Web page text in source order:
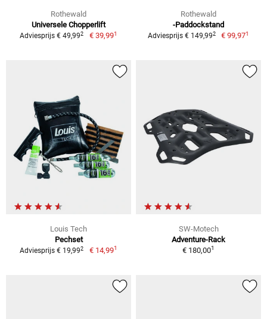
Rothewald
Universele Chopperlift
Adviesprijs € 49,992 € 39,991
Rothewald
-Paddockstand
Adviesprijs € 149,992 € 99,971
Louis Tech
Pechset
Adviesprijs € 19,992 € 14,991
SW-Motech
Adventure-Rack
€ 180,001